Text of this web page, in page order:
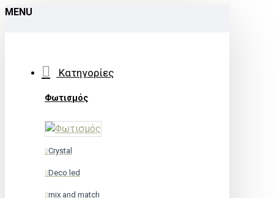
MENU
Κατηγορίες
Φωτισμός
Crystal
Deco led
mix and match